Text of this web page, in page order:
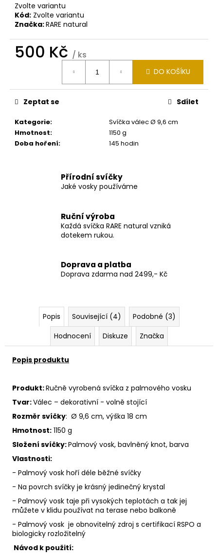
Zvolte variantu
Kód: Zvolte variantu
Značka:RARE natural
500 Kč / ks
DO KOŠÍKU
Kategorie:
Svíčka válec Ø 9,6 cm
Hmotnost:
1150 g
Doba hoření: 145 hodin
Zeptat se Sdílet
Přírodní svíčky
Jaké vosky používáme
Ruční výroba
Každá svíčka RARE natural vzniká
dotekem rukou.
Doprava a platba
Doprava zdarma nad 2499,- Kč
Popis Související (4)
Podobné (3)
Hodnocení
Diskuze Značka
Popis produktu
Produkt:Ručně vyrobená svíčka z palmového vosku
Tvar:Válec – dekorativní - volně stojící
Rozměr svíčky: Ø 9,6 cm, výška 18 cm
Hmotnost: 1150 g
Složení svíčky:Palmový vosk, bavlněný knot, barva
Vlastnosti:
- Palmový vosk hoří déle běžné svíčky
- Na povrch svíčky je krásný jedinečný krystal
- Palmový vosk taje při vysokých teplotách a tak jej
můžete v klidu používat na terase nebo balkoně
- Palmový vosk je obnovitelný zdroj s certifikací RSPO a
biologicky rozložitelný
Návod k použití:
SVÍČKA
VÁLEC
Ø
9,6
CM
Kč